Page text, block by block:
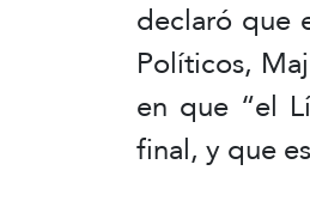
declaró que
Políticos,
en que “el
final, y que